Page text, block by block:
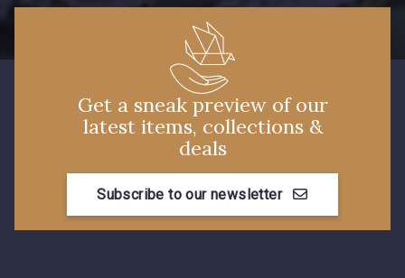
Get a sneak preview of our
latest items, collections &
deals
Subscribe to our newsletter